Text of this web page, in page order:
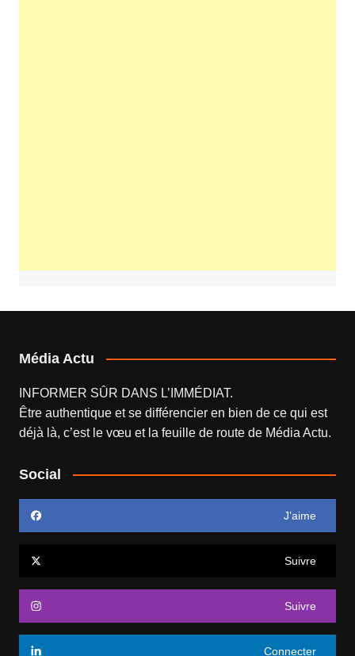
Média Actu
INFORMER SÛR DANS L’IMMÉDIAT.
Être authentique et se différencier en bien de ce qui est
déjà là, c’est le vœu et la feuille de route de Média Actu.
Social
J’aime
Suivre
Suivre
Connecter